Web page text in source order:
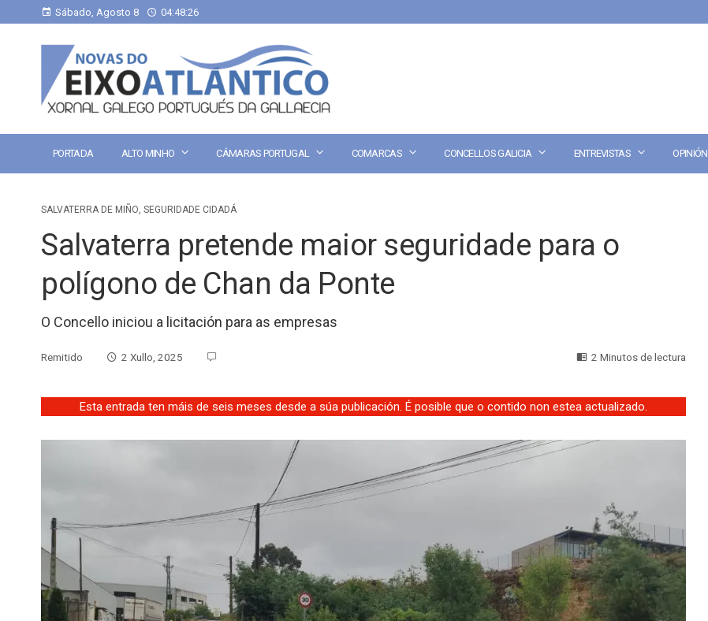
Sábado, Agosto 8 04:48:26
PORTADA ALTO MINHO CÁMARAS PORTUGAL COMARCAS CONCELLOS GALICIA ENTREVISTAS OPINIÓN
SALVATERRA DE MIÑO, SEGURIDADE CIDADÁ
Salvaterra pretende maior seguridade para o
polígono de Chan da Ponte
O Concello iniciou a licitación para as empresas
Remitido 2 Xullo, 2025 2 Minutos de lectura
Esta entrada ten máis de seis meses desde a súa publicación. É posible que o contido non estea actualizado.